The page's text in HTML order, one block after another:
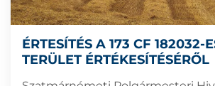
ÉRTESÍTÉS A 173 CF 182032-
TERÜLET ÉRTÉKESÍTÉSÉRŐL